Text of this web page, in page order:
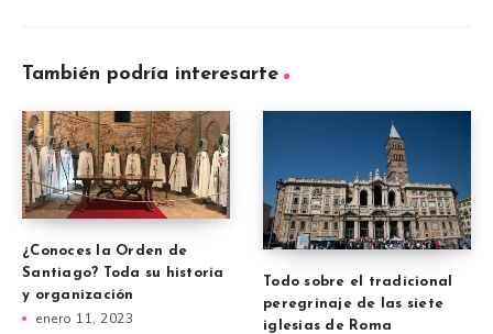
También podría interesarte
¿Conoces la Orden de
Santiago? Toda su historia
y organización
enero 11, 2023
Todo sobre el tradicional
peregrinaje de las siete
iglesias de Roma